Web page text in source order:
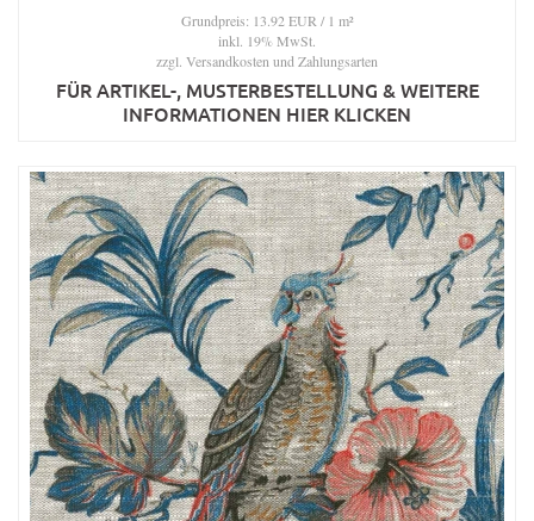
Grundpreis: 13.92 EUR / 1 m²
inkl. 19% MwSt.
zzgl. Versandkosten und Zahlungsarten
FÜR ARTIKEL-, MUSTERBESTELLUNG & WEITERE
INFORMATIONEN HIER KLICKEN